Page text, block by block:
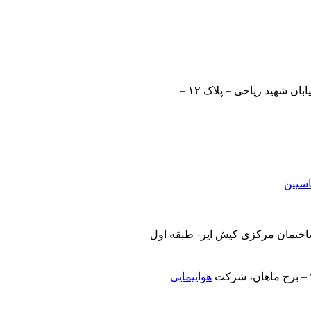
تهران – بزرگراه شهید لشگری (جاده مخصوص کرج) – روبروی سه راه فرودگاه – خیابان شهید ریاحی – پلاک ۱۲ –
مرکزی کیش ایر- طبقه اول
هواپیمایی